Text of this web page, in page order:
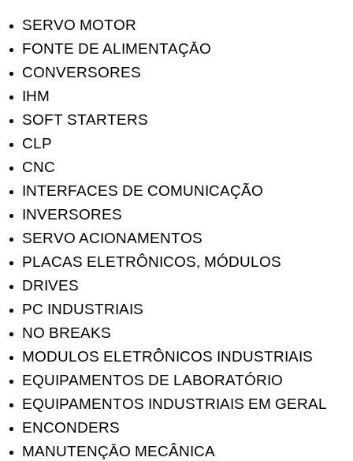
SERVO MOTOR
FONTE DE ALIMENTAÇĀO
CONVERSORES
IHM
SOFT STARTERS
CLP
CNC
INTERFACES DE COMUNICAÇÃO
INVERSORES
SERVO ACIONAMENTOS
PLACAS ELETRÔNICOS, MÓDULOS
DRIVES
PC INDUSTRIAIS
NO BREAKS
MODULOS ELETRÔNICOS INDUSTRIAIS
EQUIPAMENTOS DE LABORATÓRIO
EQUIPAMENTOS INDUSTRIAIS EM GERAL
ENCONDERS
MANUTENÇĀO MECÂNICA